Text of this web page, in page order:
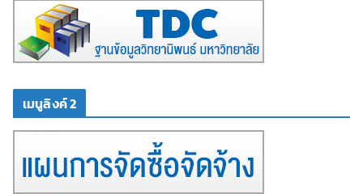
เมนูลิงค์ 2